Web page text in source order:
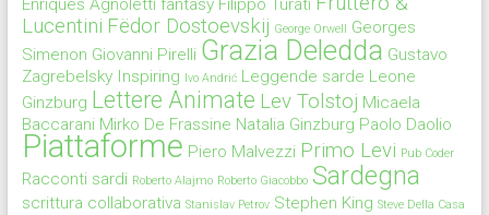
Enriques Agnoletti fantasy Filippo Turati
Lucentini Fëdor Dostoevskij George Orwell
Georges
Simenon Giovanni Pirelli Grazia Deledda Gustavo
Zagrebelsky Inspiring Ivo Andrić Leggende sarde Leone
Ginzburg Lettere Animate Lev Tolstoj Micaela
Baccarani Mirko De Frassine Natalia Ginzburg Paolo Daolio
Piattaforme Piero Malvezzi Primo Levi Pub Coder
Racconti sardi Roberto Alajmo Roberto Giacobbo Sardegna
scrittura collaborativa Stanislav Petrov Stephen King Steve Della Casa